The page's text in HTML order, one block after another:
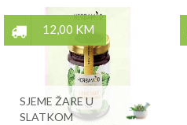
12,00 KM
SJEME ŽARE U
SLATKOM